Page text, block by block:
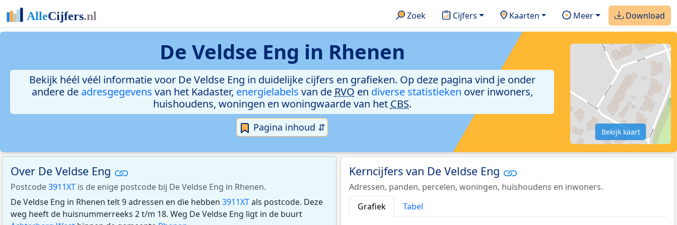
Zoek Cijfers Kaarten Meer Download
De Veldse Eng in Rhenen
Bekijk héél véél informatie voor De Veldse Eng in duidelijke cijfers en grafieken. Op deze pagina vind je onder
andere de adresgegevens van het Kadaster, energielabels van de RVO en diverse statistieken over inwoners,
huishoudens, woningen en woningwaarde van het CBS.
Pagina inhoud ⇵ Bekijk kaart
Over De Veldse Eng
Postcode3911XT is de enige postcode bij De Veldse Eng in Rhenen.
De Veldse Eng in Rhenen telt 9 adressen en die hebben 3911XTals postcode. Deze
weg heeft de huisnummerreeks 2 t/m 18. Weg De Veldse Eng ligt in de buurt
Kerncijfers van De Veldse Eng
Adressen, panden, percelen, woningen, huishoudens en inwoners.
Grafiek
Tabel